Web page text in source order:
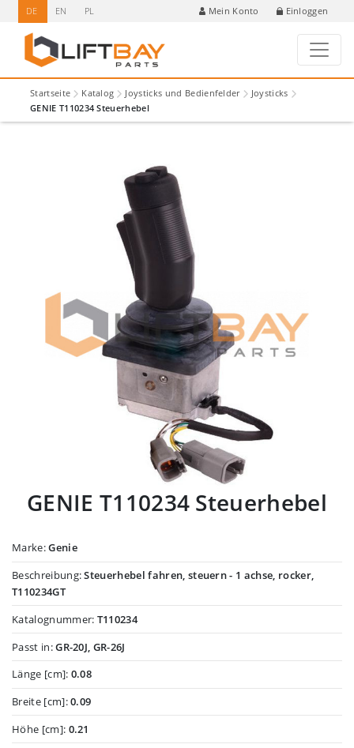
DE EN PL Mein Konto Einloggen
Startseite Katalog Joysticks und Bedienfelder
Joysticks
GENIE T110234 Steuerhebel
GENIE T110234 Steuerhebel
Marke:Genie
Beschreibung:Steuerhebel fahren, steuern - 1 achse, rocker,
T110234GT
Katalognummer: T110234
Passt in:GR-20J, GR-26J
Länge [cm]: 0.08
Breite [cm]:0.09
Höhe [cm]: 0.21